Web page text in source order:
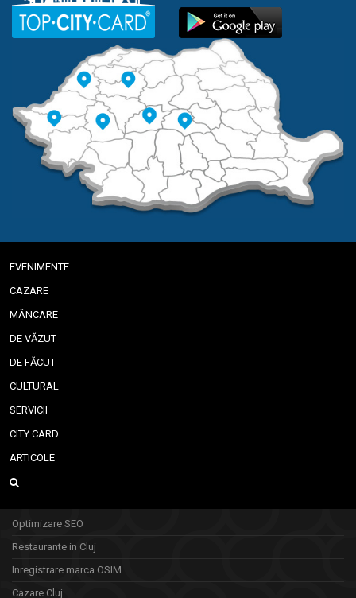
EVENIMENTE
CAZARE
MÂNCARE
DE VĂZUT
DE FĂCUT
CULTURAL
SERVICII
CITY CARD
ARTICOLE
Optimizare SEO
Restaurante in Cluj
Inregistrare marca OSIM
Cazare Cluj